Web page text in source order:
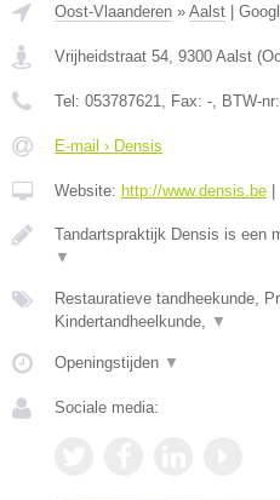
Oost-Vlaanderen » Aalst |
Vrijheidstraat 54 9300 Aalst (
Tel: 053787621 , Fax: - , BTW-nr:
E-mail › Densis
Website: http://www.densis.be |
Tandartspraktijk Densis is een
▼
Restauratieve tandheekunde,
Kindertandheelkunde,
▼
Openingstijden ▼
Sociale media: